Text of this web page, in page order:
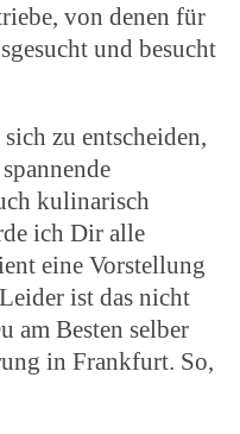
von denen für
und besucht
zu entscheiden,
kulinarisch
ich Dir alle
eine Vorstellung
ist das nicht
am Besten selber
in Frankfurt. So,